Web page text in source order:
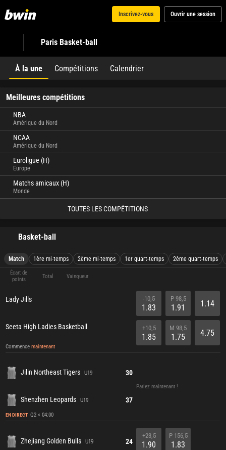
Inscrivez-vous Ouvrir une session
Paris Basket-ball
À la une Compétitions Calendrier
Meilleures compétitions
NBA
Amérique du Nord
NCAA
Amérique du Nord
Euroligue (H)
Europe
Matchs amicaux (H)
Monde
TOUTES LES COMPÉTITIONS
Basket-ball
Match 1ère mi-temps 2ème mi-temps 1er quart-temps 2ème quart-temps
Écart de
points
Total Vainqueur
Lady Jills
Seeta High Ladies Basketball
Commencemaintenant
-10,5
1.83
+10,5
1.85
P 98,5
1.91
M 98,5
1.75
1.14
4.75
Jilin Northeast Tigers U19
Shenzhen Leopards U19
EN DIRECT Q2 < 04:00
30
37
Pariez maintenant !
Zhejiang Golden Bulls U19 24
+23,5
1.90
P 156,5
1.83